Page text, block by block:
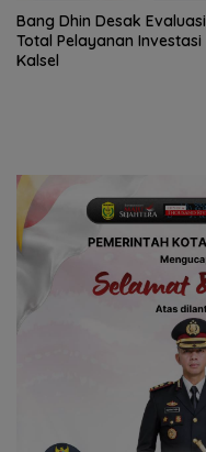
‎Bang Dhin Desak Evaluasi
Total Pelayanan Investasi
Kalsel